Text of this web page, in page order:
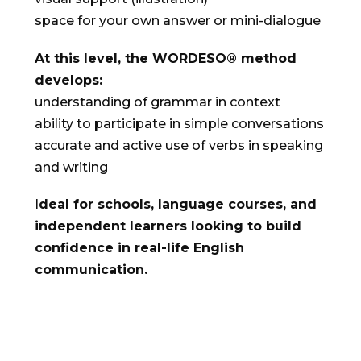
space for your own answer or mini-dialogue
At this level, the WORDESO® method
develops:
understanding of grammar in context
ability to participate in simple conversations
accurate and active use of verbs in speaking
and writing
Ideal for schools, language courses, and
independent learners looking to build
confidence in real-life English
communication.